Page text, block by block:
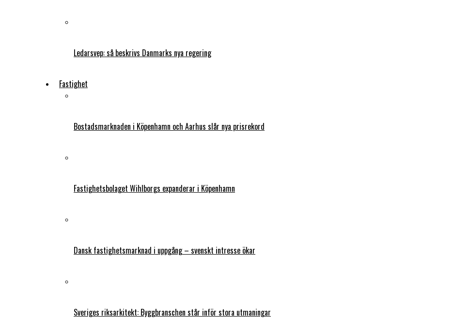
Ledarsvep: så beskrivs Danmarks nya regering
Fastighet
Bostadsmarknaden i Köpenhamn och Aarhus slår nya prisrekord
Fastighetsbolaget Wihlborgs expanderar i Köpenhamn
Dansk fastighetsmarknad i uppgång – svenskt intresse ökar
Sveriges riksarkitekt: Byggbranschen står inför stora utmaningar